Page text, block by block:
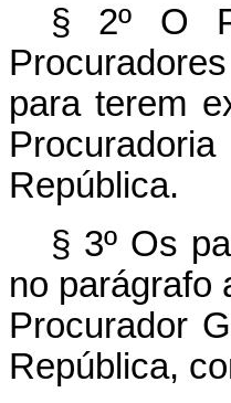
§ 2º O
para terem
República.
§ 3º Os
no parágrafo
Procurador
República,